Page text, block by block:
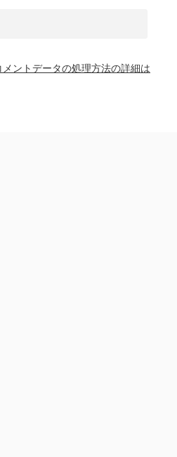
メントデータの処理方法の詳細は